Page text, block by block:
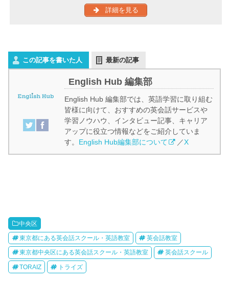
詳細を見る
この記事を書いた人 最新の記事
English Hub 編集部
English Hub 編集部では、英語学習に取り組む
皆様に向けて、おすすめの英会話サービスや
学習ノウハウ、インタビュー記事、キャリア
アップに役立つ情報などをご紹介していま
す。 English Hub編集部について ／X
中央区
東京都にある英会話スクール・英語教室 英会話教室
東京都中央区にある英会話スクール・英語教室 英会話スクール
TORAIZ トライズ